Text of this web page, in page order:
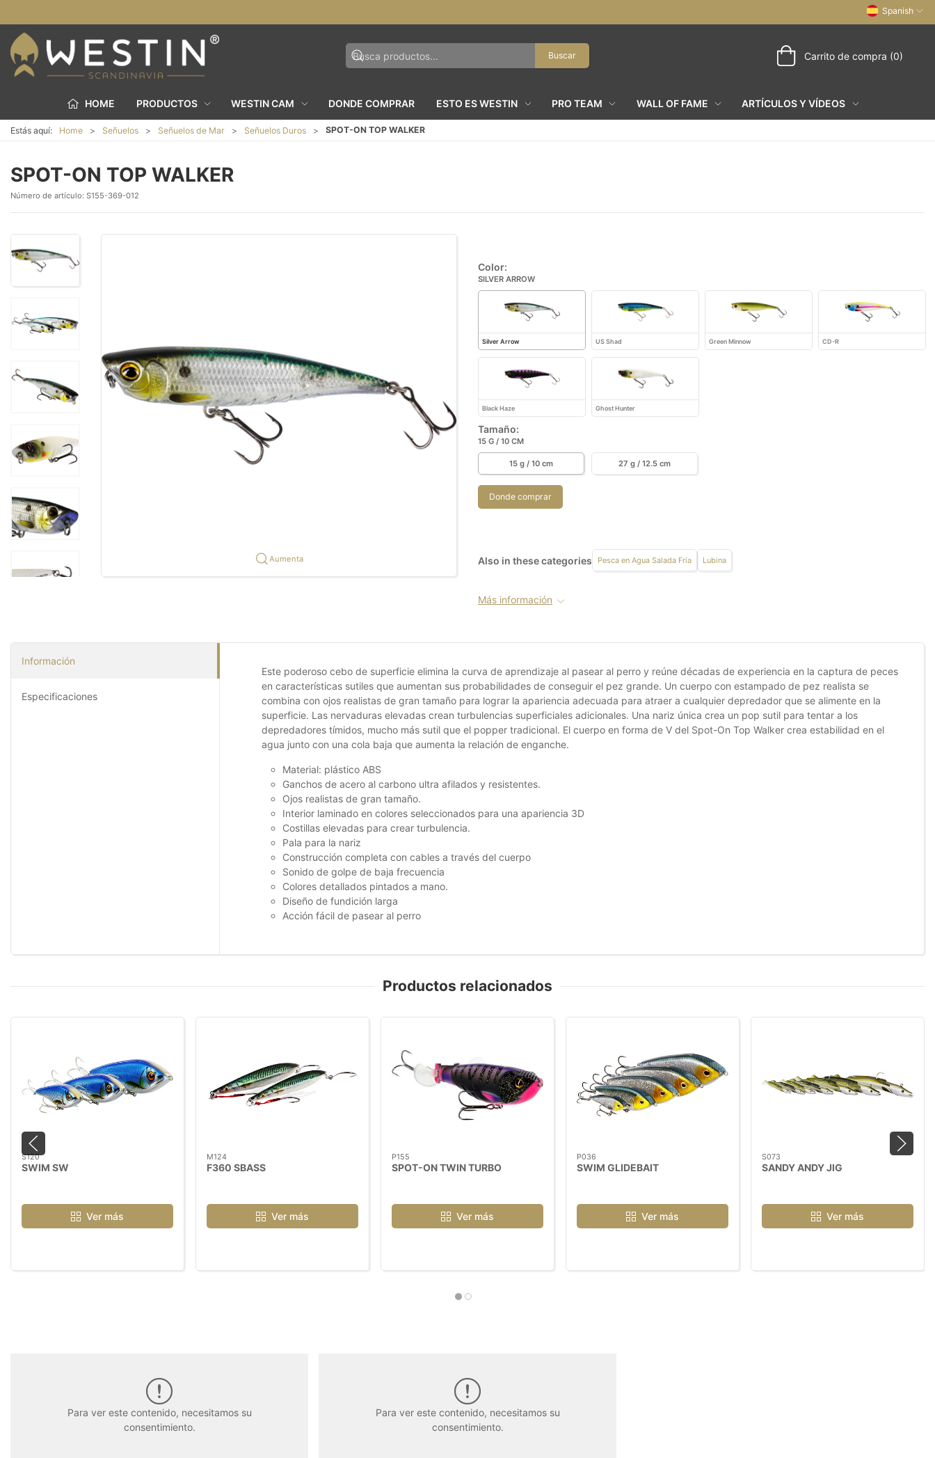
Spanish
Buscar Carrito de compra (0)
HOME PRODUCTOS WESTIN CAM DONDE COMPRAR ESTO ES WESTIN PRO TEAM WALL OF FAME ARTÍCULOS Y VÍDEOS
Estás aquí: Home Señuelos Señuelos de Mar Señuelos Duros SPOT-ON TOP WALKER
SPOT-ON TOP WALKER
Número de artículo: S155-369-012
Aumenta
Color:
SILVER ARROW
Silver Arrow US Shad Green Minnow CD-R
Black Haze Ghost Hunter
Tamaño:
15 G / 10 CM
15 g / 10 cm 27 g / 12.5 cm
Donde comprar
Also in these categories Pesca en Agua Salada Fría Lubina
Más información
Información
Especificaciones
Este poderoso cebo de superficie elimina la curva de aprendizaje al pasear al perro y reúne décadas de experiencia en la captura de peces
en características sutiles que aumentan sus probabilidades de conseguir el pez grande. Un cuerpo con estampado de pez realista se
combina con ojos realistas de gran tamaño para lograr la apariencia adecuada para atraer a cualquier depredador que se alimente en la
superficie. Las nervaduras elevadas crean turbulencias superficiales adicionales. Una nariz única crea un pop sutil para tentar a los
depredadores tímidos, mucho más sutil que el popper tradicional. El cuerpo en forma de V del Spot-On Top Walker crea estabilidad en el
agua junto con una cola baja que aumenta la relación de enganche.
Material: plástico ABS
Ganchos de acero al carbono ultra afilados y resistentes.
Ojos realistas de gran tamaño.
Interior laminado en colores seleccionados para una apariencia 3D
Costillas elevadas para crear turbulencia.
Pala para la nariz
Construcción completa con cables a través del cuerpo
Sonido de golpe de baja frecuencia
Colores detallados pintados a mano.
Diseño de fundición larga
Acción fácil de pasear al perro
Productos relacionados
S120
SWIM SW
Ver más
M124
F360 SBASS
Ver más
P155
SPOT-ON TWIN TURBO
Ver más
P036
SWIM GLIDEBAIT
Ver más
S073
SANDY ANDY JIG
Ver más
Para ver este contenido, necesitamos su
consentimiento.
Para ver este contenido, necesitamos su
consentimiento.